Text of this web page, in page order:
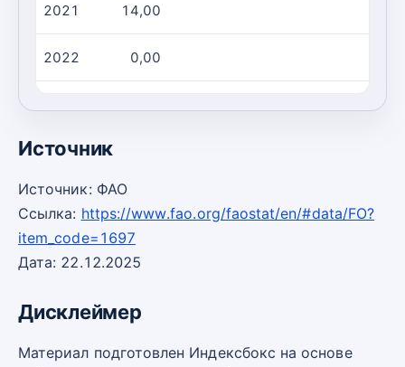
2021 14,00
2022 0,00
0,00
Источник
Источник: ФАО
Ссылка: https://www.fao.org/faostat/en/#data/FO?
item_code=1697
Дата: 22.12.2025
Дисклеймер
Материал подготовлен Индексбокс на основе